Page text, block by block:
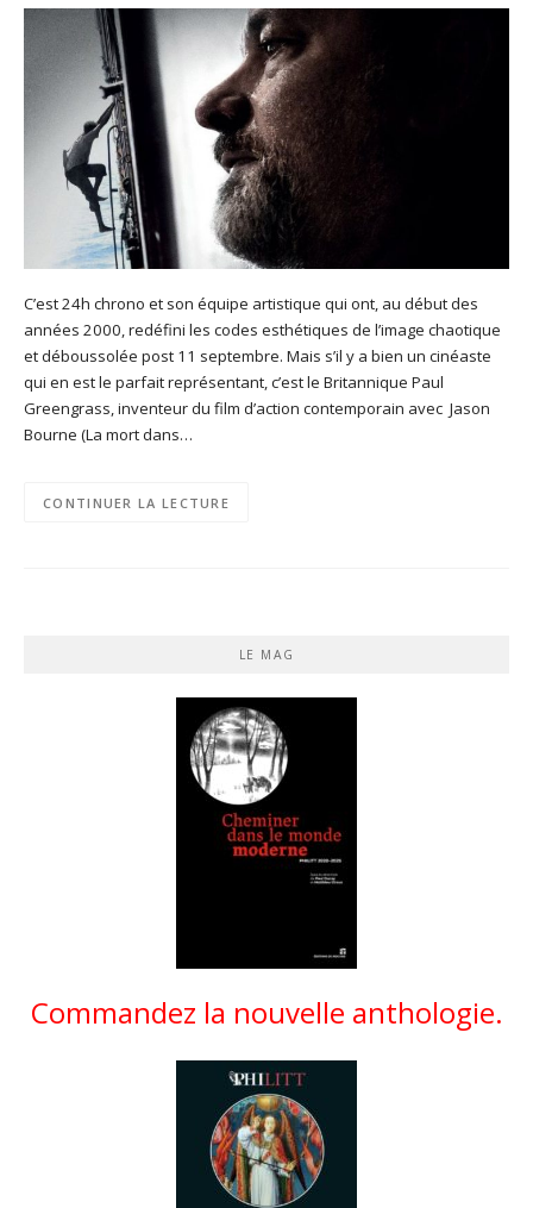
C’est 24h chrono et son équipe artistique qui ont, au début des
années 2000, redéfini les codes esthétiques de l’image chaotique
et déboussolée post 11 septembre. Mais s’il y a bien un cinéaste
qui en est le parfait représentant, c’est le Britannique Paul
Greengrass, inventeur du film d’action contemporain avec Jason
Bourne (La mort dans…
CONTINUER LA LECTURE
LE MAG
Commandez la nouvelle anthologie.